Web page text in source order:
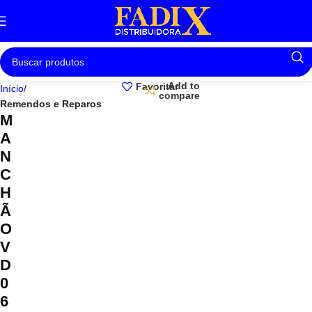
Início
Remendos e Reparos
FavoritarAdd to
compare
M
A
N
C
H
Ã
O
V
D
0
6